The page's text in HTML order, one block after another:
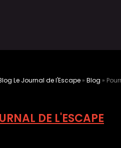
Le Journal de l'Escape » Blog »
DE L'ESCAPE